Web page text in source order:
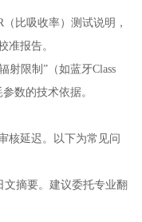
比吸收率）测试说明，
准报告。
射限制”（如蓝牙Class
数的技术依据。
核延迟。以下为常见问
摘要。建议委托专业翻